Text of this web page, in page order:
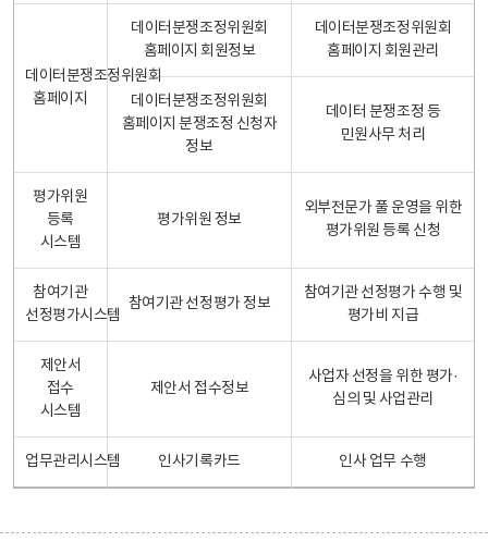
데이터분쟁조정위원회
홈페이지
데이터분쟁조정위원회
홈페이지 회원정보
데이터분쟁조정위원회
홈페이지 회원관리
데이터분쟁조정위원회
홈페이지 분쟁조정 신청자
정보
데이터 분쟁조정 등
민원사무 처리
평가위원
등록
시스템
평가위원 정보
외부전문가 풀 운영을 위한
평가위원 등록 신청
참여기관
선정평가시스템
참여기관 선정평가 정보
참여기관 선정평가 수행 및
평가비 지급
제안서
접수
시스템
제안서 접수정보
사업자 선정을 위한 평가·
심의 및 사업관리
업무관리시스템 인사기록카드 인사 업무 수행